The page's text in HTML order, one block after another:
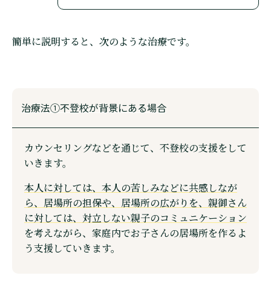
簡単に説明すると、次のような治療です。
治療法①不登校が背景にある場合
カウンセリングなどを通じて、不登校の支援をして
いきます。
本人に対しては、本人の苦しみなどに共感しなが
ら、居場所の担保や、居場所の広がりを、親御さん
に対しては、対立しない親子のコミュニケーション
を考えながら、家庭内でお子さんの居場所を作るよ
う支援していきます。